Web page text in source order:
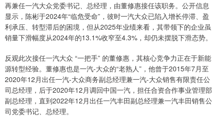
再兼任一汽大众党委书记、总经理，由董修惠接任该职务。公开信息
显示，陈彬于2024年“临危受命”，彼时一汽大众已陷入增长停滞、盈
利承压、转型滞后的困境，但从2025年业绩来看，其带领下的企业虽
销量下滑幅度从2024年的13.1%收窄至4.3%，却仍未摆脱下滑态势。
反观此次接任一汽大众 “一把手” 的董修惠，其核心竞争力正在于新能
源转型经验。董修惠也是一汽-大众的“老熟人”，他曾于2015年7月至
2020年12月出任一汽-大众商务副总经理兼一汽-大众销售有限责任公
司总经理，后于2020年12月调回中国一汽，担任合资合作事业管理部
副总经理，直到2022年12月出任一汽丰田副总经理兼一汽丰田销售公
司党委书记、总经理。